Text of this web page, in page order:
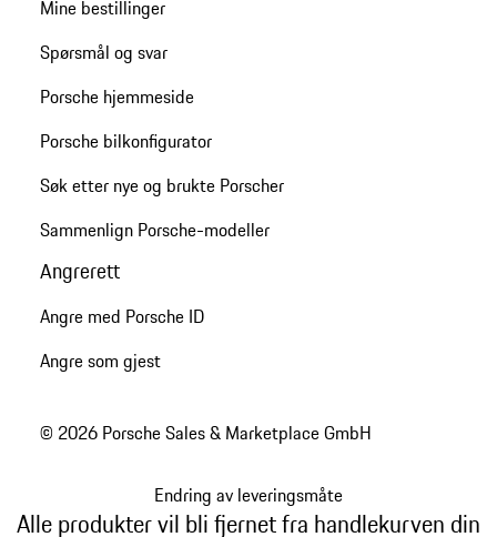
Mine bestillinger
Spørsmål og svar
Porsche hjemmeside
Porsche bilkonfigurator
Søk etter nye og brukte Porscher
Sammenlign Porsche-modeller
Angrerett
Angre med Porsche ID
Angre som gjest
© 2026 Porsche Sales & Marketplace GmbH
Endring av leveringsmåte
Alle produkter vil bli fjernet fra handlekurven din